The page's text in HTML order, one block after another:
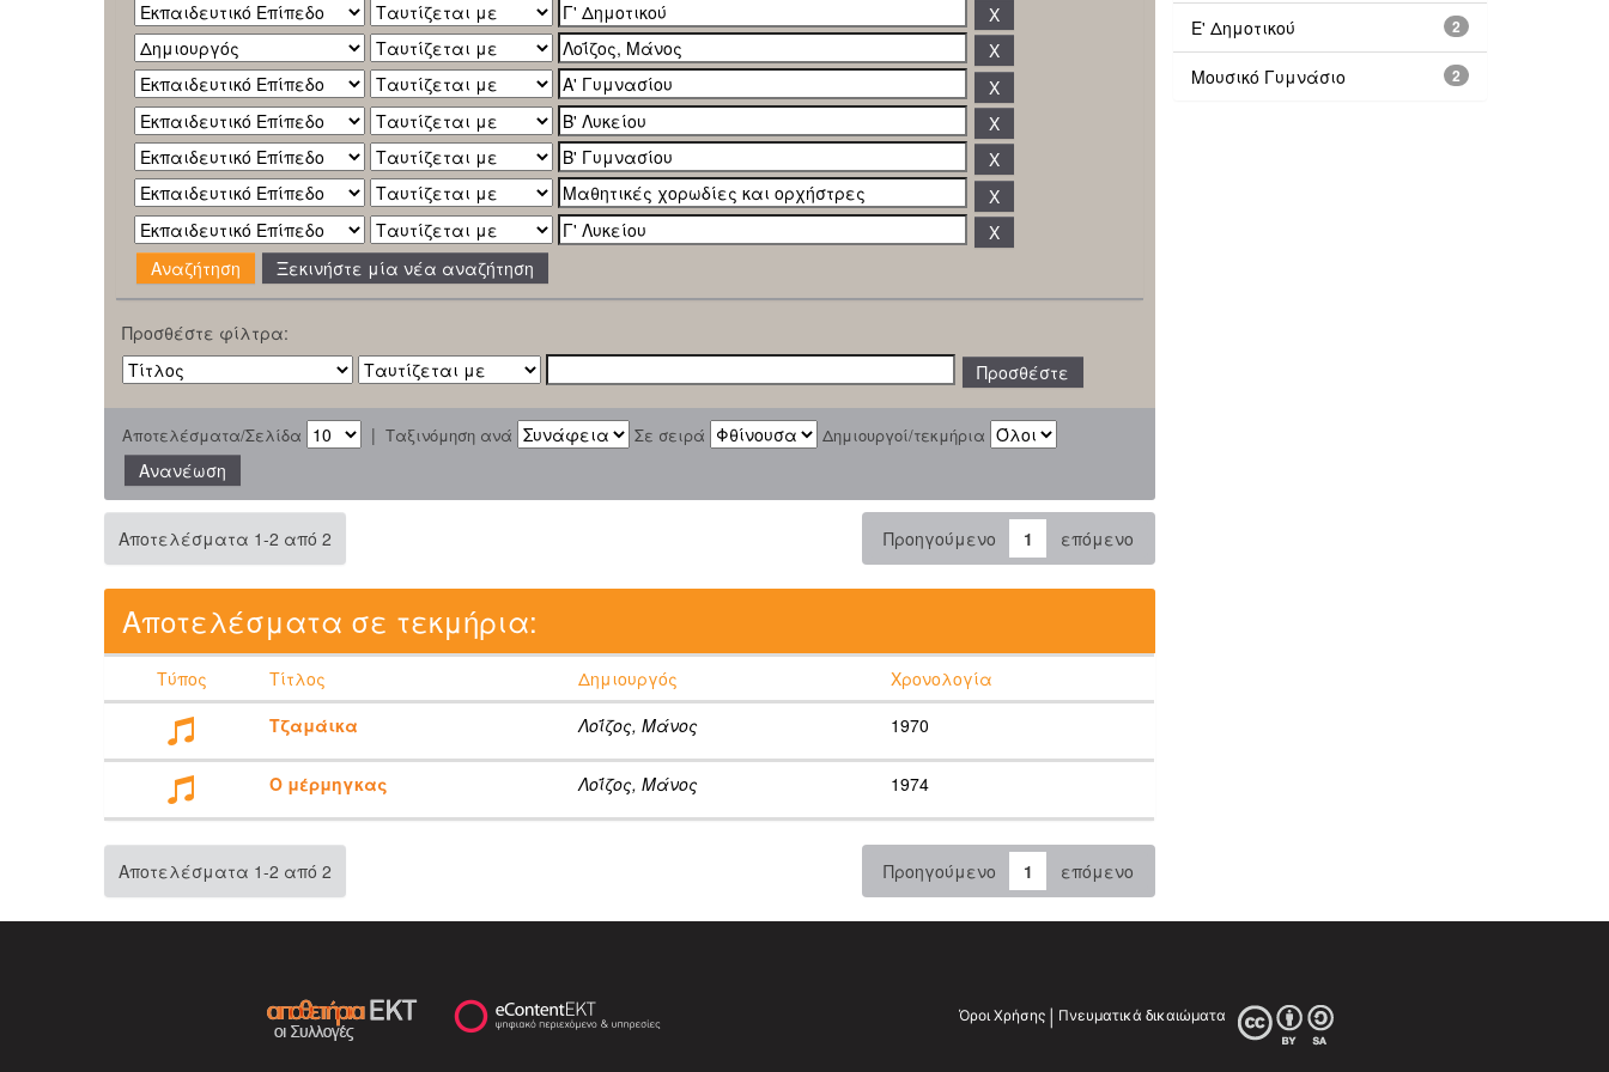
Ξεκινήστε μία νέα αναζήτηση
Προσθέστε φίλτρα:
Αποτελέσματα/Σελίδα | Ταξινόμηση ανά Σε σειρά Δημιουργοί/τεκμήρια
Αποτελέσματα 1-2 από 2 Προηγούμενο 1 επόμενο
Αποτελέσματα σε τεκμήρια:
Τύπος Τίτλος Δημιουργός
Χρονολογία
Τζαμάικα
Λοΐζος, Μάνος 1970
Ο μέρμηγκας Λοΐζος, Μάνος 1974
Αποτελέσματα 1-2 από 2 Προηγούμενο 1 επόμενο
2
Ε' Δημοτικού
2
Μουσικό Γυμνάσιο